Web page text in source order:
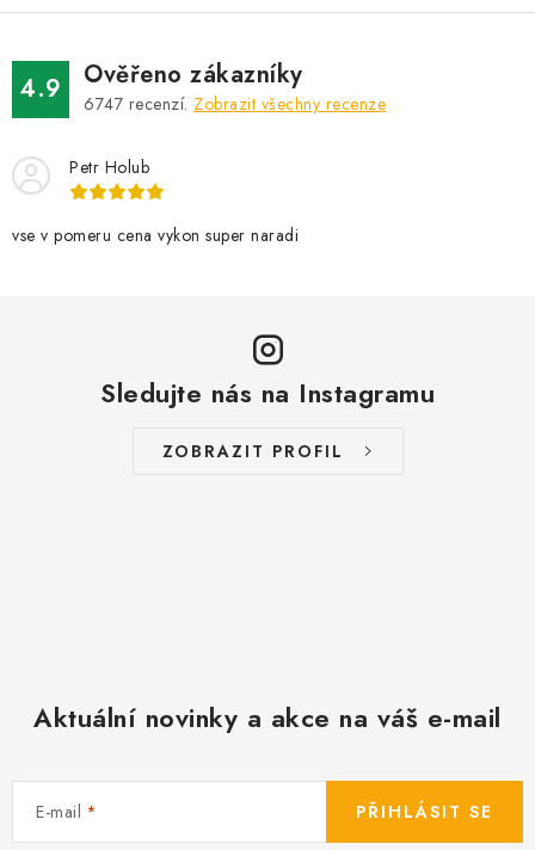
á
d
a
c
p
v
4.9 Ověřeno zákazníky
6747 recenzí. Zobrazit všechny recenze
Petr Holub
vse v pomeru cena vykon super naradi
Sledujte nás na Instagramu
ZOBRAZIT PROFIL
Aktuální novinky a akce na váš e-mail
E-mail PŘIHLÁSIT SE